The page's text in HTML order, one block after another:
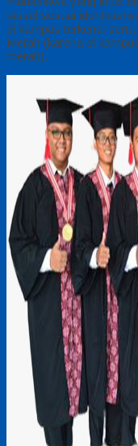
tassel sesuai
di kampus terkenal
Merah (karena di
merah).